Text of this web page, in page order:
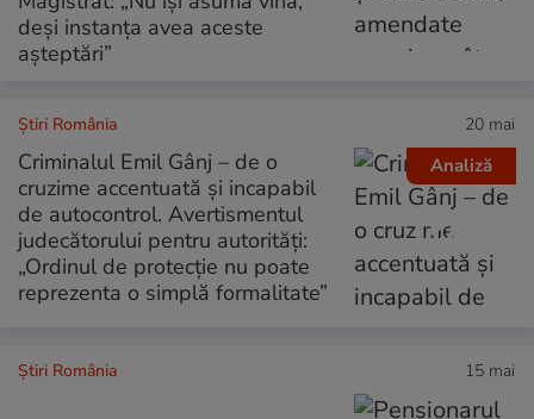
deși instanța avea aceste
așteptări”
Analiză
Știri România 20 mai
Criminalul Emil Gânj – de o
cruzime accentuată și incapabil
de autocontrol. Avertismentul
judecătorului pentru autorități:
„Ordinul de protecție nu poate
reprezenta o simplă formalitate”
Știri România 15 mai